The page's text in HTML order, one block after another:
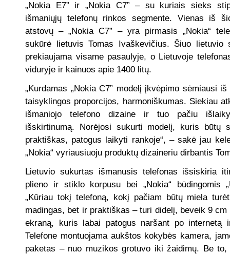
„Nokia E7” ir „Nokia C7” – su kuriais sieks
išmaniųjų telefonų rinkos segmente. Vienas iš
atstovų – „Nokia C7” – yra pirmasis „Nokia“
sukūrė lietuvis Tomas Ivaškevičius. Šiuo lietuvio
prekiaujama visame pasaulyje, o Lietuvoje
viduryje ir kainuos apie 1400 litų.
„Kurdamas „Nokia C7” modelį įkvėpimo sėmiausi
taisyklingos proporcijos, harmoniškumas. Siekiau
išmaniojo telefono dizaine ir tuo pačiu
išskirtinumą. Norėjosi sukurti modelį, kuris būtų
praktiškas, patogus laikyti rankoje“, – sakė jau
„Nokia“ vyriausiuoju produktų dizaineriu dirbantis
Lietuvio sukurtas išmanusis telefonas išsiskiria
plieno ir stiklo korpusu bei „Nokia“ būdingomis
„Kūriau tokį telefoną, kokį pačiam būtų miela
madingas, bet ir praktiškas – turi didelį, beveik 9 cm
ekraną, kuris labai patogus naršant po internetą
Telefone montuojama aukštos kokybės kamera,
paketas – nuo muzikos grotuvo iki žaidimų. Be to,